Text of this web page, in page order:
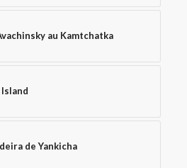
au Kamtchatka
de Yankicha